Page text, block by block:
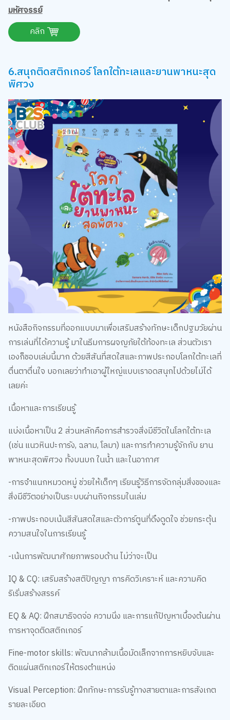
มหัศจรรย์
คลิก
6.สนุกติดสติกเกอร์ โลกใต้ทะเลและยานพาหนะสุด
พิศวง
หนังสือกิจกรรมที่ออกแบบมาเพื่อเสริมสร้างทักษะเด็กปฐมวัยผ่าน
การเล่นที่ได้ความรู้ มาในธีมการผจญภัยใต้ท้องทะเล ส่วนตัวเรา
เองก็ชอบเล่มนี้มาก ด้วยสีสันที่สดใสและภาพประกอบโลกใต้ทะเลที่
ตื่นตาตื่นใจ บอกเลยว่าทำเอาผู้ใหญ่แบบเราอดสนุกไปด้วยไม่ได้
เลยค่ะ
เนื้อหาและการเรียนรู้
แบ่งเนื้อหาเป็น 2 ส่วนหลักคือการสำรวจสิ่งมีชีวิตในโลกใต้ทะเล
(เช่น แนวหินปะการัง, ฉลาม, โลมา) และการทำความรู้จักกับ ยาน
พาหนะสุดพิศวง ทั้งบนบก ในน้ำ และในอากาศ
-การจำแนกหมวดหมู่ ช่วยให้เด็กๆ เรียนรู้วิธีการจัดกลุ่มสิ่งของและ
สิ่งมีชีวิตอย่างเป็นระบบผ่านกิจกรรมในเล่ม
-ภาพประกอบเน้นสีสันสดใสและตัวการ์ตูนที่ดึงดูดใจ ช่วยกระตุ้น
ความสนใจในการเรียนรู้
-เน้นการพัฒนาศักยภาพรอบด้าน ไม่ว่าจะเป็น
IQ & CQ: เสริมสร้างสติปัญญา การคิดวิเคราะห์ และความคิด
ริเริ่มสร้างสรรค์
EQ & AQ: ฝึกสมาธิจดจ่อ ความนิ่ง และการแก้ปัญหาเบื้องต้นผ่าน
การหาจุดติดสติกเกอร์
Fine-motor skills: พัฒนากล้ามเนื้อมัดเล็กจากการหยิบจับและ
ติดแผ่นสติกเกอร์ให้ตรงตำแหน่ง
Visual Perception: ฝึกทักษะการรับรู้ทางสายตาและการสังเกต
รายละเอียด